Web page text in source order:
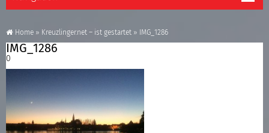
Home » Kreuzlinger.net – ist gestartet » IMG_1286
IMG_1286
0